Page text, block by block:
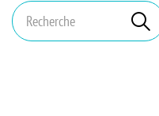
Mots
clés